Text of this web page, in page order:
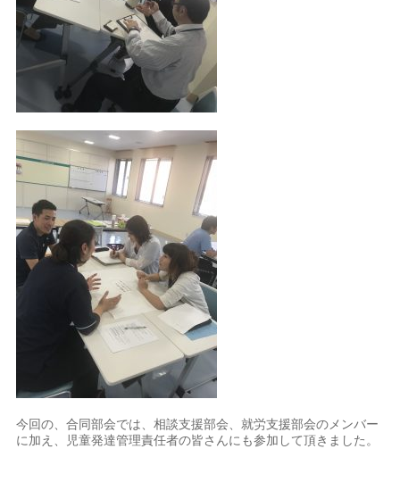
今回の、合同部会では、相談支援部会、就労支援部会のメンバー
に加え、児童発達管理責任者の皆さんにも参加して頂きました。